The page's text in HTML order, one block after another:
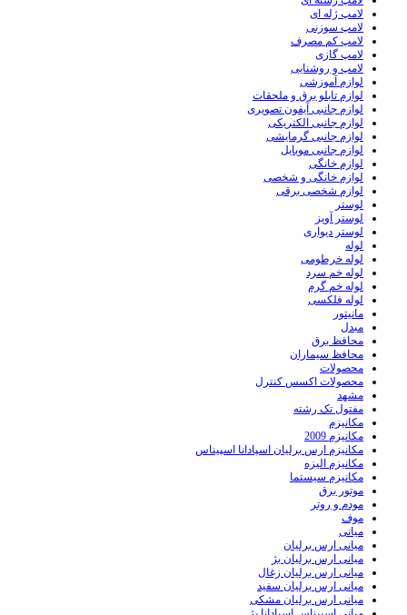
لامپ ژله ای
لامپ سوزنی
لامپ کم مصرف
لامپ گازی
لامپ و روشنایی
لوازم آموزشی
لوازم تابلو برق و ملحقات
لوازم جانبی آیفون تصویری
لوازم جانبی الکتریکی
لوازم جانبی گرمایشی
لوازم جانبی موبایل
لوازم خانگی
لوازم خانگی و شخصی
لوازم شخصی برقی
لوستر
لوستر آویز
لوستر دیواری
لوله
لوله خرطومی
لوله خم سرد
لوله خم گرم
لوله فلکسی
مانیتور
مبدل
محافظ برق
محافظ سیماران
محصولات
محصولات اکسس کنترل
مشهد
مفتول تک رشته
مکانیزم
مکانیزم 2009
مکانیزم ارس برلیان اسپادانا اسپیناس
مکانیزم الیزه
مکانیزم سیستما
موتور برق
مودم و روتر
موف
میانی
میانی ارس برلیان
میانی ارس برلیان بژ
میانی ارس برلیان زغال
میانی ارس برلیان سفید
میانی ارس برلیان مشکی